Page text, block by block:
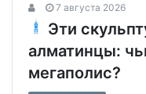
7 августа 2026
Эти
алматинцы:
мегаполис?